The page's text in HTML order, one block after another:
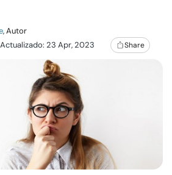
, Autor
Actualizado: 23 Apr, 2023 Share